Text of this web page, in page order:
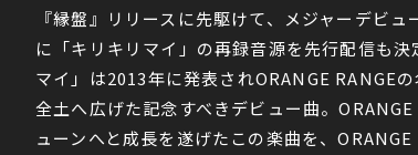
『縁盤』リリースに先駆けて、メジャーデビュ
に「キリキリマイ」の再録音源を先行配信も決
マイ」は2013年に発表されORANGE RANGE
全土へ広げた記念すべきデビュー曲。
ューンへと成長を遂げたこの楽曲を、